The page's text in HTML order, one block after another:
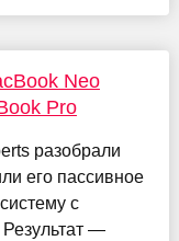
Neo
Pro
разобрали
его пассивное
с
—